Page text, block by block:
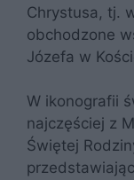
Chrystusa, tj.
obchodzone
Józefa w
W ikonografii
najczęściej z
Świętej